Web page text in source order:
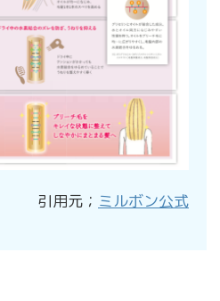
引用元； ミルボン公式